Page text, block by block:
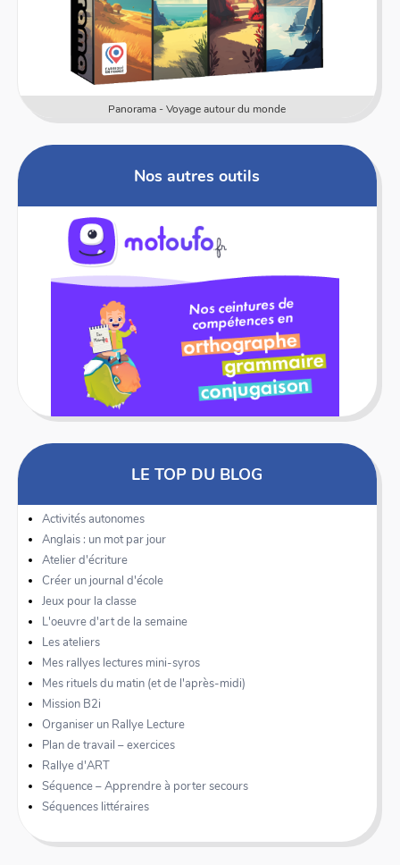
Numericards - Mesure
Nos autres outils
LE TOP DU BLOG
Activités autonomes
Anglais : un mot par jour
Atelier d'écriture
Créer un journal d'école
Jeux pour la classe
L'oeuvre d'art de la semaine
Les ateliers
Mes rallyes lectures mini-syros
Mes rituels du matin (et de l'après-midi)
Mission B2i
Organiser un Rallye Lecture
Plan de travail – exercices
Rallye d'ART
Séquence – Apprendre à porter secours
Séquences littéraires